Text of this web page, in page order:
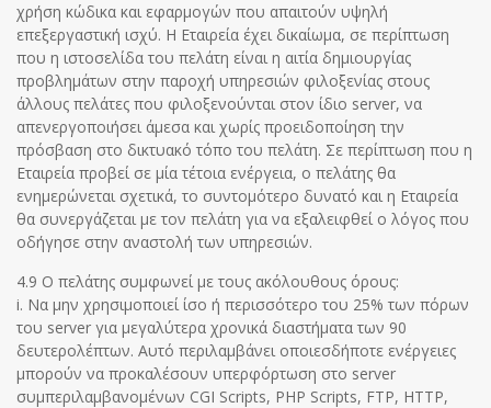
χρήση κώδικα και εφαρμογών που απαιτούν υψηλή
επεξεργαστική ισχύ. Η Εταιρεία έχει δικαίωμα, σε περίπτωση
που η ιστοσελίδα του πελάτη είναι η αιτία δημιουργίας
προβλημάτων στην παροχή υπηρεσιών φιλοξενίας στους
άλλους πελάτες που φιλοξενούνται στον ίδιο server, να
απενεργοποιήσει άμεσα και χωρίς προειδοποίηση την
πρόσβαση στο δικτυακό τόπο του πελάτη. Σε περίπτωση που η
Εταιρεία προβεί σε μία τέτοια ενέργεια, ο πελάτης θα
ενημερώνεται σχετικά, το συντομότερο δυνατό και η Εταιρεία
θα συνεργάζεται με τον πελάτη για να εξαλειφθεί ο λόγος που
οδήγησε στην αναστολή των υπηρεσιών.
4.9 Ο πελάτης συμφωνεί με τους ακόλουθους όρους:
i. Να μην χρησιμοποιεί ίσο ή περισσότερο του 25% των πόρων
του server για μεγαλύτερα χρονικά διαστήματα των 90
δευτερολέπτων. Αυτό περιλαμβάνει οποιεσδήποτε ενέργειες
μπορούν να προκαλέσουν υπερφόρτωση στο server
συμπεριλαμβανομένων CGI Scripts, PHP Scripts, FTP, HTTP,